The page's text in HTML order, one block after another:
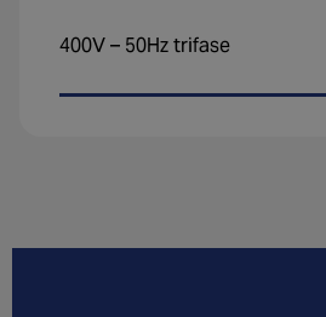
400V – 50Hz trifase